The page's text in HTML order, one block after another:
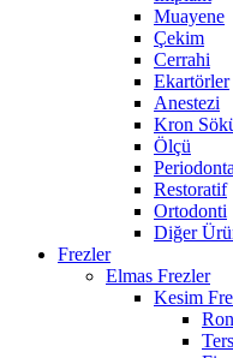
Muayene
Çekim
Cerrahi
Ekartörler
Anestezi
Kron
Ölçü
Restoratif
Ortodonti
Diğer
Frezler
Elmas Frezler
Kesim